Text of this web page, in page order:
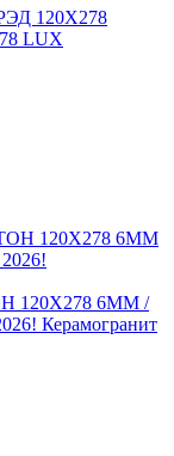
120X278
LUX
120X278 6ММ /
Керамогранит